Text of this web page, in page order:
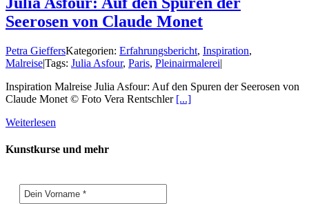
Seerosen von Claude Monet
Petra GieffersKategorien: Erfahrungsbericht, Inspiration,
Malreise|Tags: Julia Asfour, Paris, Pleinairmalerei|
Inspiration Malreise Julia Asfour: Auf den Spuren der Seerosen von
Claude Monet © Foto Vera Rentschler [...]
Weiterlesen
Kunstkurse und mehr